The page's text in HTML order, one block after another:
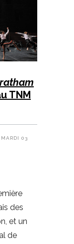
TNM
MARDI 03
des
et un
de